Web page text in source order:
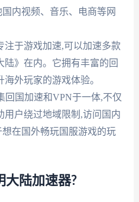
内视频、音乐、电商等网
注于游戏加速,可以加速多款
陆》在内。它拥有丰富的回
外玩家的游戏体验。
回国加速和VPN于一体,不仅
用户绕过地域限制,访问国内
在国外畅玩国服游戏的玩
大陆加速器?